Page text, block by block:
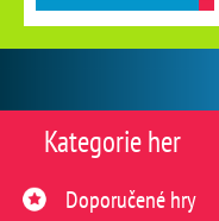
Kategorie her
Doporučené hry